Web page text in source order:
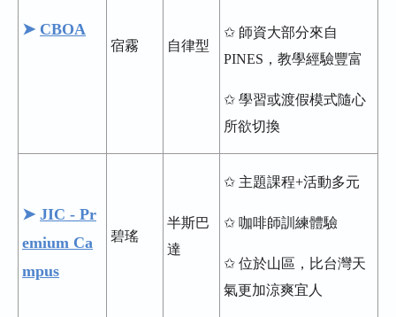
➤ CBOA
宿霧 自律型
✩ 師資大部分來自
PINES，教學經驗豐富
✩ 學習或渡假模式隨心
所欲切換
➤ JIC - Pr
emium Ca
mpus
碧瑤
半斯巴
達
✩ 主題課程+活動多元
✩ 咖啡師訓練體驗
✩ 位於山區，比台灣天
氣更加涼爽宜人